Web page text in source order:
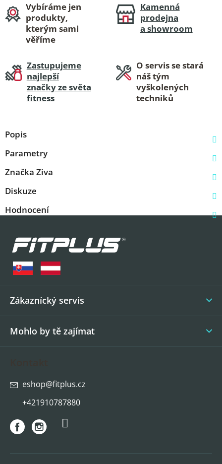
Vybíráme jen
produkty,
kterým sami
věříme
Kamenná
prodejna
a showroom
Zastupujeme
najlepší
značky ze světa
fitness
O servis se stará
náš tým
vyškolených
techniků
Popis
Parametry
Značka Ziva
Diskuze
Hodnocení
Zákaznícký servis
Mohlo by tě zajímat
eshop@fitplus.cz
+421910787880